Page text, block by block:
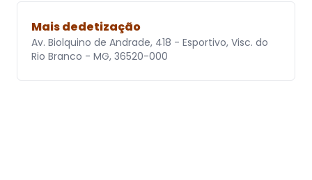
Mais dedetização
Av. Biolquino de Andrade, 418 - Esportivo, Visc. do
Rio Branco - MG, 36520-000